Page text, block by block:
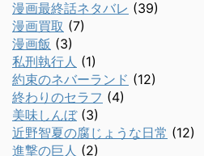
漫画最終話ネタバレ (39)
漫画買取 (7)
漫画飯 (3)
私刑執行人 (1)
約束のネバーランド (12)
終わりのセラフ (4)
美味しんぼ(3)
近野智夏の腐じょうな日常 (12)
進撃の巨人 (2)